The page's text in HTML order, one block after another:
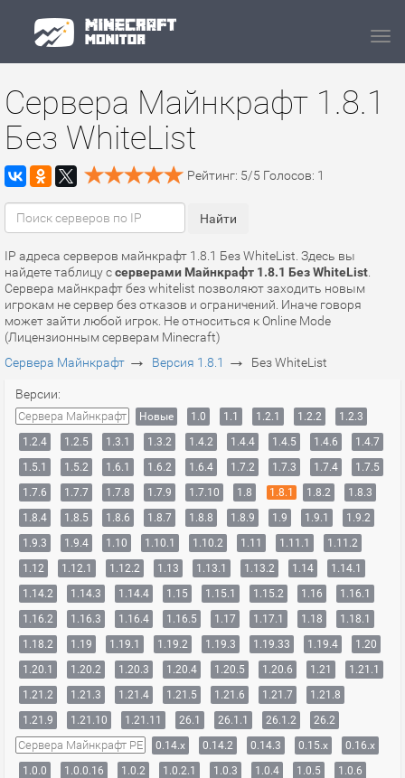
Сервера Майнкрафт 1.8.1
Без WhiteList
Рейтинг: 5/5 Голосов: 1
IP адреса серверов майнкрафт 1.8.1 Без WhiteList. Здесь вы
найдете таблицу ссерверами Майнкрафт 1.8.1 Без WhiteList
Сервера майнкрафт без whitelist позволяют заходить новым
игрокам не сервер без отказов и ограничений. Иначе говоря
может зайти любой игрок. Не относиться к Online Mode
(Лицензионным серверам Minecraft)
Сервера Майнкрафт → Версия 1.8.1 → Без WhiteList
Версии:
Сервера Майнкрафт Новые 1.0 1.1 1.2.1 1.2.2
1.2.3
1.2.4
1.2.5 1.3.1 1.3.2 1.4.2 1.4.4 1.4.5 1.4.6
1.4.7
1.5.1
1.5.2 1.6.1 1.6.2 1.6.4 1.7.2 1.7.3 1.7.4
1.7.5
1.7.6
1.7.7 1.7.8 1.7.9 1.7.10 1.8 1.8.1 1.8.2
1.8.3
1.8.4
1.8.5 1.8.6 1.8.7 1.8.8 1.8.9 1.9 1.9.1
1.9.2
1.9.3
1.9.4 1.10 1.10.1 1.10.2 1.11 1.11.1
1.11.2
1.12
1.12.1 1.12.2 1.13 1.13.1 1.13.2 1.14
1.14.1
1.14.2
1.14.3 1.14.4 1.15 1.15.1 1.15.2 1.16
1.16.1
1.16.2
1.16.3 1.16.4 1.16.5 1.17 1.17.1 1.18
1.18.1
1.18.2
1.19 1.19.1 1.19.2 1.19.3 1.19.33 1.19.4
1.20
1.20.1
1.20.2 1.20.3 1.20.4 1.20.5 1.20.6 1.21
1.21.1
1.21.2
1.21.3 1.21.4 1.21.5 1.21.6 1.21.7
1.21.8
1.21.9
1.21.10 1.21.11 26.1 26.1.1 26.1.2 26.2
Сервера Майнкрафт PE 0.14.x 0.14.2 0.14.3 0.15.x
0.16.x
1.0.0
1.0.0.16 1.0.2 1.0.2.1 1.0.3 1.0.4 1.0.5
1.0.6